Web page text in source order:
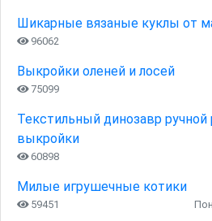
Шикарные вязаные куклы от
96062
Выкройки оленей и лосей
75099
Текстильный динозавр
выкройки
60898
Милые игрушечные котики
59451